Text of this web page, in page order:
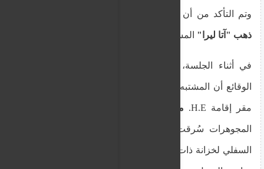
وتم التأكد من أن المشتبه بها باعت
ذهب "آتا ليرا" المسروقة لصائغ في نيقوسيا.
في أثناء الجلسة، ذكر ضابط الشرطة الذي عرض
الوقائع أن المشتبه بها بدأت العمل كعاملة نظافة في
مقر إقامة H.E. منذ يناير 2025
المجوهرات سُرقت في
السفلي لخزانة ذات أربعة أدراج موجودة في غرفة نوم